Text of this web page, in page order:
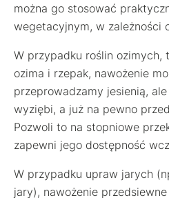
można go stosować
wegetacyjnym, w zależności
W przypadku roślin ozimych,
ozima i rzepak, nawożenie
przeprowadzamy jesienią,
wyziębi, a już na pewno
Pozwoli to na stopniowe
zapewni jego dostępność
W przypadku upraw jarych
jary), nawożenie